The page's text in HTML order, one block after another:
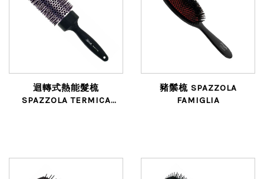
迴轉式熱能髮梳
SPAZZOLA TERMICA
豬鬃梳 SPAZZOLA
FAMIGLIA